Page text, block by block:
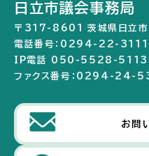
日立市議会事務局
〒317-8601 茨城県日立市
電話番号：0294-22-3111
IP電話 050-5528-5113（
ファクス番号：0294-24-
お問